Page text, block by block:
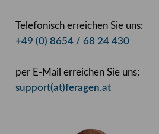
Telefonisch erreichen Sie uns:
+49 (0) 8654 / 68 24 430
per E-Mail erreichen Sie uns:
support(at)feragen.at